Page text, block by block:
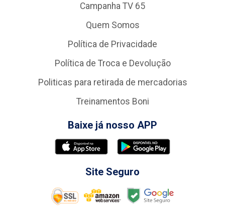
Campanha TV 65
Quem Somos
Política de Privacidade
Política de Troca e Devolução
Politicas para retirada de mercadorias
Treinamentos Boni
Baixe já nosso APP
Site Seguro